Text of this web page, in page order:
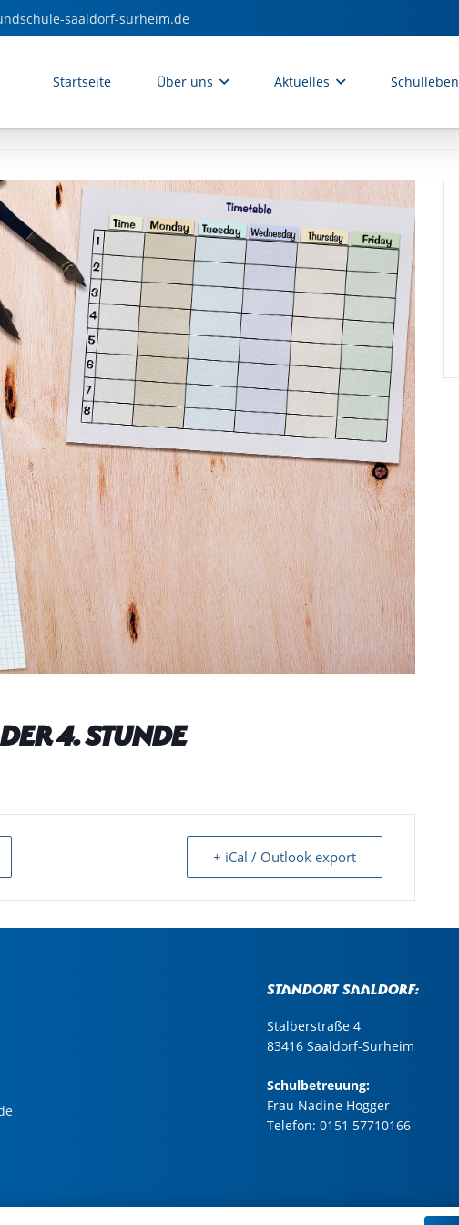
saaldorf-surheim.de
Startseite Über uns Aktuelles Schulleben
4. Stunde
+ iCal / Outlook export
Standort Saaldorf:
Stalberstraße 4
83416 Saaldorf-Surheim
Schulbetreuung:
Frau Nadine Hogger
Telefon: 0151 57710166